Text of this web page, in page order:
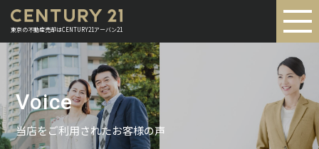
東京の不動産売却はCENTURY21アーバン21
Voice
当店をご利用されたお客様の声